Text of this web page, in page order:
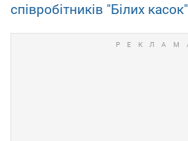
співробітників "Білих касок"